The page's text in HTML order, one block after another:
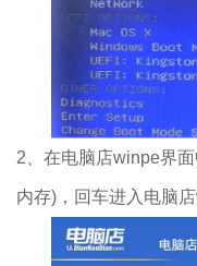
2、在电脑店winpe界
内存)，回车进入电脑